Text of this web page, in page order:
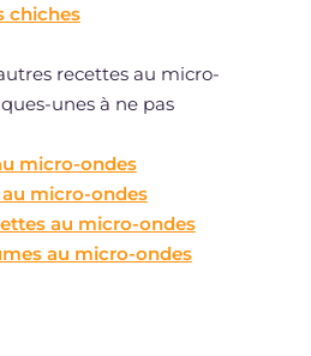
chiches
recettes au micro-
unes à ne pas
micro-ondes
micro-ondes
au micro-ondes
au micro-ondes